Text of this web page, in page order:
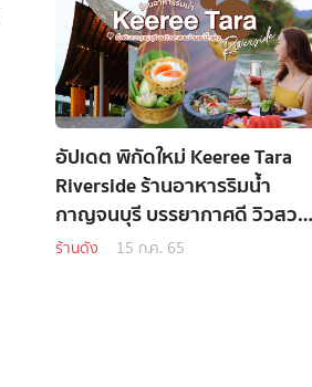
อัปเดต พิกัดใหม่ Keeree Tara
Riverside ร้านอาหารริมน้ำ
กาญจนบุรี บรรยากาศดี วิวสวย
สุดปัง!
ร้านดัง 15 ก.ค. 65